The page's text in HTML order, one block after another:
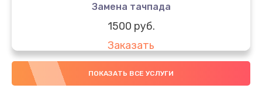
Замена тачпада
1500 руб.
Заказать
Замена южного моста
ПОКАЗАТЬ ВСЕ УСЛУГИ